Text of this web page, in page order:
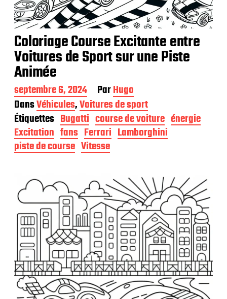
Coloriage Course Excitante entre
Voitures de Sport sur une Piste
Animée
D
a
t
e
d
e
p
c
a
septembre 6, 2024 ParHugo
DansVéhicules,Voitures de sport
Étiquettes Bugatti course de voiture énergie
Excitation fans Ferrari Lamborghini
piste de course Vitesse